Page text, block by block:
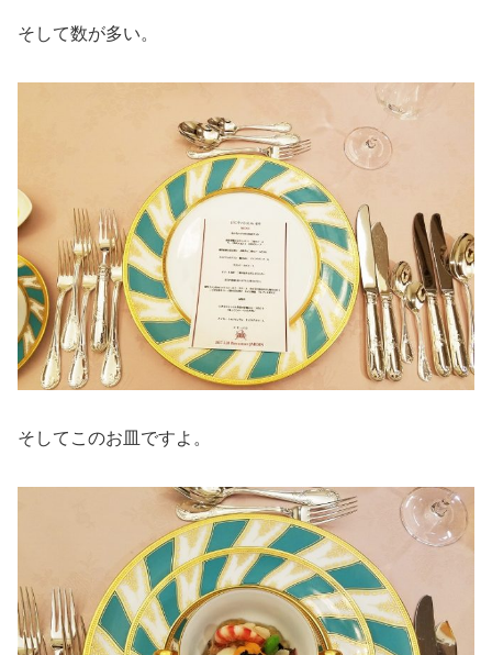
そして数が多い。
そしてこのお皿ですよ。